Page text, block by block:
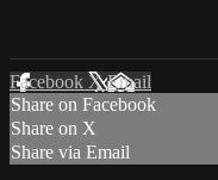
Facebook XEmail
Share on Facebook
Share on X
Share via Email